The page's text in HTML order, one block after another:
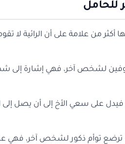
للحامل
من علامة على أن الرائية لا
لشخص آخر، فهي إشارة إلى
فيدل على سعي الأخ إلى أن يصل إلى
ترضع توأم ذكور لشخص آخر، فهي